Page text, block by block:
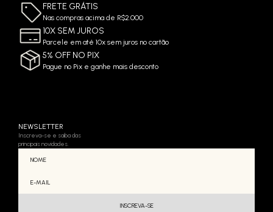
FRETE GRÁTIS
Nas compras acima de R$2.000
10X SEM JUROS
Parcele em até 10x sem juros no cartão
5% OFF NO PIX
Pague no Pix e ganhe mais desconto
NEWSLETTER
Inscreva-se e saiba das
principais novidades.